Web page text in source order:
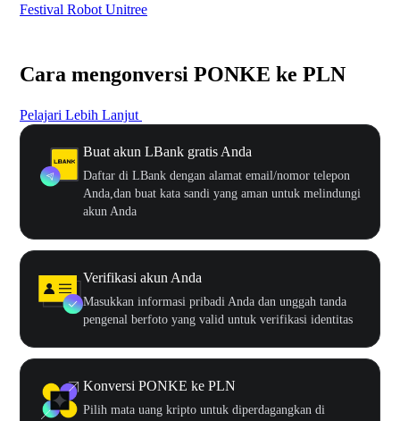
Festival Robot Unitree
Cara mengonversi PONKE ke PLN
Pelajari Lebih Lanjut
Buat akun LBank gratis Anda
Daftar di LBank dengan alamat email/nomor telepon
Anda,dan buat kata sandi yang aman untuk melindungi
akun Anda
Verifikasi akun Anda
Masukkan informasi pribadi Anda dan unggah tanda
pengenal berfoto yang valid untuk verifikasi identitas
Konversi PONKE ke PLN
Pilih mata uang kripto untuk diperdagangkan di